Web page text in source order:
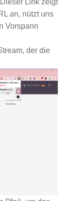
Link zeigt
an, nützt uns
Vorspann
der die